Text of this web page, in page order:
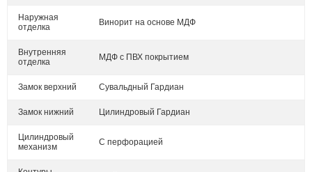
Наружная
отделка
Винорит на основе МДФ
Внутренняя
отделка
МДФ с ПВХ покрытием
Замок верхний Сувальдный Гардиан
Замок нижний Цилиндровый Гардиан
Цилиндровый
механизм
С перфорацией